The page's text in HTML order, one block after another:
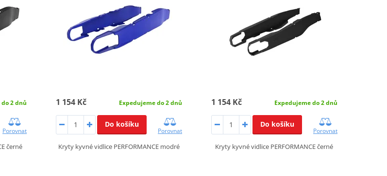
2 dnů
Porovnat
černé
1 154 Kč Expedujeme do 2 dnů
Do košíku
Porovnat
Kryty kyvné vidlice PERFORMANCE modré
1 154 Kč Expedujeme do 2 dnů
Do košíku
Porovnat
Kryty kyvné vidlice PERFORMANCE černé